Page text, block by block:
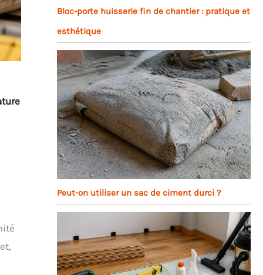
Bloc-porte huisserie fin de chantier : pratique et
esthétique
Peut-on utiliser un sac de ciment durci ?